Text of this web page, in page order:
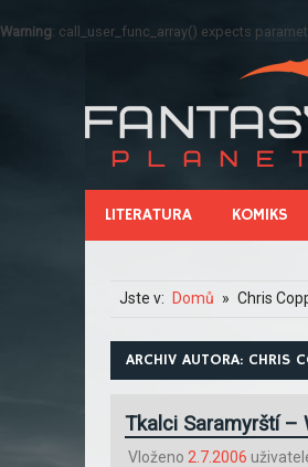
Warning: call_user_func_array() expects
LITERATURA KOMIKS
Jste v: Domů Chris
ARCHIV AUTORA: CHRIS
Tkalci Saramyrští –
Vloženo 2.7.2006